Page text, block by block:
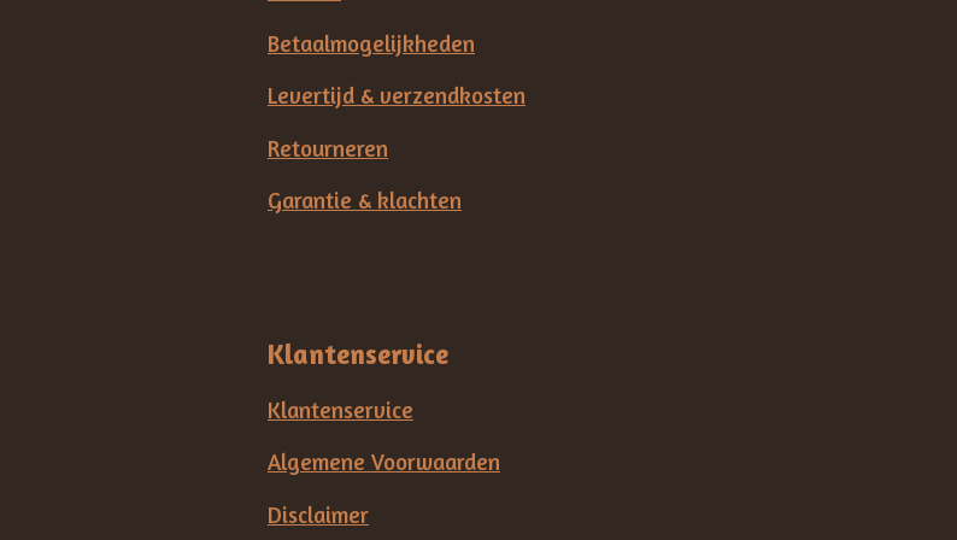
Betaalmogelijkheden
Levertijd & verzendkosten
Retourneren
Garantie & klachten
Klantenservice
Klantenservice
Algemene Voorwaarden
Disclaimer